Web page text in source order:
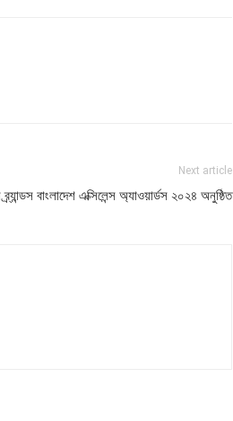
Next article
বাংলাদেশ এক্সিলেন্স অ্যাওয়ার্ডস ২০২৪ অনুষ্ঠিত